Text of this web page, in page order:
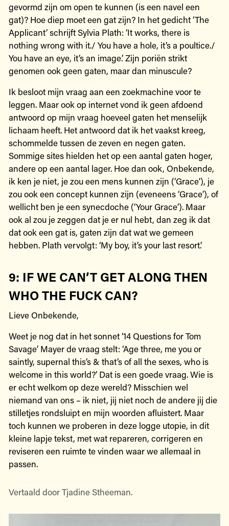
gevormd zijn om open te kunnen (is een navel een
gat)? Hoe diep moet een gat zijn? In het gedicht ‘The
Applicant’ schrijft Sylvia Plath: ‘It works, there is
nothing wrong with it./ You have a hole, it’s a poultice./
You have an eye, it’s an image.’ Zijn poriën strikt
genomen ook geen gaten, maar dan minuscule?
Ik besloot mijn vraag aan een zoekmachine voor te
leggen. Maar ook op internet vond ik geen afdoend
antwoord op mijn vraag hoeveel gaten het menselijk
lichaam heeft. Het antwoord dat ik het vaakst kreeg,
schommelde tussen de zeven en negen gaten.
Sommige sites hielden het op een aantal gaten hoger,
andere op een aantal lager. Hoe dan ook, Onbekende,
ik ken je niet, je zou een mens kunnen zijn (‘Grace’), je
zou ook een concept kunnen zijn (eveneens ‘Grace’), of
wellicht ben je een synecdoche (‘Your Grace’). Maar
ook al zou je zeggen dat je er nul hebt, dan zeg ik dat
dat ook een gat is, gaten zijn dat wat we gemeen
hebben. Plath vervolgt: ‘My boy, it’s your last resort.’
9: IF WE CAN’T GET ALONG THEN
WHO THE FUCK CAN?
Lieve Onbekende,
Weet je nog dat in het sonnet ‘14 Questions for Tom
Savage’ Mayer de vraag stelt: ‘Age three, me you or
saintly, supernal this’s & that’s of all the sexes, who is
welcome in this world?’ Dat is een goede vraag. Wie is
er echt welkom op deze wereld? Misschien wel
niemand van ons – ik niet, jij niet noch de andere jij die
stilletjes rondsluipt en mijn woorden afluistert. Maar
toch kunnen we proberen in deze logge utopie, in dit
kleine lapje tekst, met wat repareren, corrigeren en
reviseren een ruimte te vinden waar we allemaal in
passen.
Vertaald door Tjadine Stheeman.